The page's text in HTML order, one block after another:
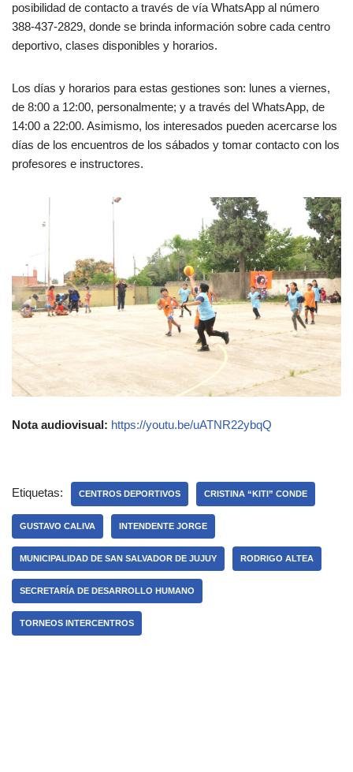
posibilidad de contacto a través de vía WhatsApp al número
388-437-2829, donde se brinda información sobre cada centro
deportivo, clases disponibles y horarios.
Los días y horarios para estas gestiones son: lunes a viernes,
de 8:00 a 12:00, personalmente; y a través del WhatsApp, de
14:00 a 22:00. Asimismo, los interesados pueden acercarse los
días de los encuentros de los sábados y tomar contacto con los
profesores e instructores.
Nota audiovisual: https://youtu.be/uATNR22ybqQ
Etiquetas: CENTROS DEPORTIVOS CRISTINA “KITI” CONDE
GUSTAVO CALIVA INTENDENTE JORGE
MUNICIPALIDAD DE SAN SALVADOR DE JUJUY RODRIGO ALTEA
SECRETARÍA DE DESARROLLO HUMANO
TORNEOS INTERCENTROS